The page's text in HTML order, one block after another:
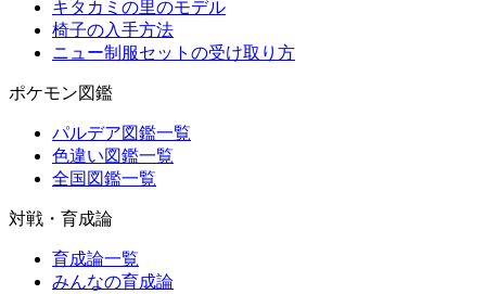
キタカミの里のモデル
椅子の入手方法
ニュー制服セットの受け取り方
ポケモン図鑑
パルデア図鑑一覧
色違い図鑑一覧
全国図鑑一覧
対戦・育成論
育成論一覧
みんなの育成論